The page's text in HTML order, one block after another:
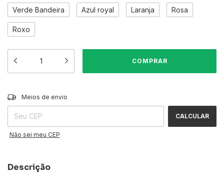
Verde Bandeira Azul royal Laranja Rosa
Roxo
Entregas para o CEP:
Meios de envio
CALCULAR
Não sei meu CEP
Descrição